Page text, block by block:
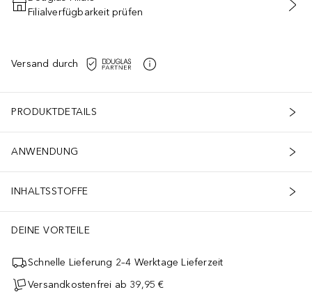
IN DEN WARENKORB
Filialverfügbarkeit prüfen
Versand durch
PRODUKTDETAILS
ANWENDUNG
INHALTSSTOFFE
DEINE VORTEILE
Schnelle Lieferung 2–4 Werktage Lieferzeit
Versandkostenfrei ab 39,95 €